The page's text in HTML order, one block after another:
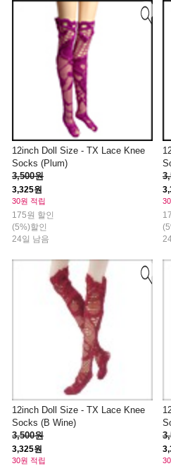
12inch Doll Size - TX Lace Knee
Socks (Plum)
3,500원
3,325원
30원 적립
175원 할인
(5%)할인
24일 남음
12inch Doll Size - TX Lace Knee
Socks (B Wine)
3,500원
3,325원
30원 적립